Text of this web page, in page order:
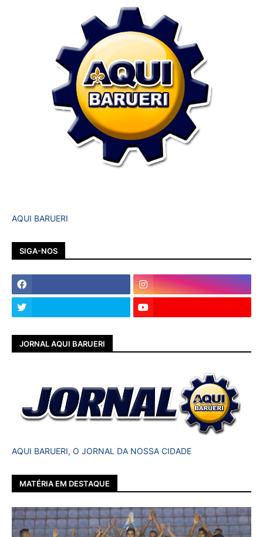
AQUI BARUERI
SIGA-NOS
JORNAL AQUI BARUERI
AQUI BARUERI, O JORNAL DA NOSSA CIDADE
MATÉRIA EM DESTAQUE